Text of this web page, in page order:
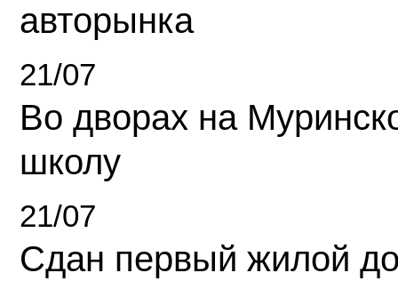
авторынка
21/07
Во дворах на
школу
21/07
Сдан первый жилой